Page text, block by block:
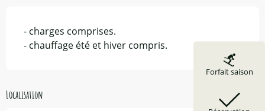
Forfait saison
- charges comprises.
- chauffage été et hiver compris.
Localisation